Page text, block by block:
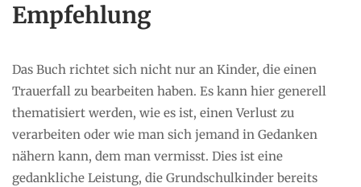
Empfehlung
Das Buch richtet sich nicht nur an Kinder, die einen
Trauerfall zu bearbeiten haben. Es kann hier generell
thematisiert werden, wie es ist, einen Verlust zu
verarbeiten oder wie man sich jemand in Gedanken
nähern kann, dem man vermisst. Dies ist eine
gedankliche Leistung, die Grundschulkinder bereits